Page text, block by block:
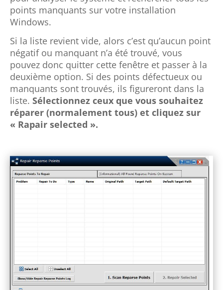
points manquants sur votre installation
Windows.
Si la liste revient vide, alors c’est qu’aucun point
négatif ou manquant n’a été trouvé, vous
pouvez donc quitter cette fenêtre et passer à la
deuxième option. Si des points défectueux ou
manquants sont trouvés, ils figureront dans la
liste. Sélectionnez ceux que vous souhaitez
réparer (normalement tous) et cliquez sur
« Rapair selected ».